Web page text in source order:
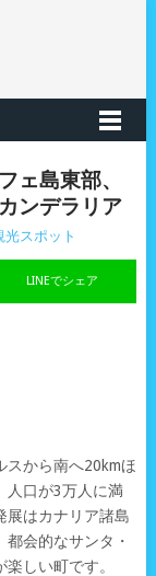
ェ島東部、
ンデラリア
光スポット
LINEでシェア
スから南へ20kmほ
人口が3万人に満
展はカナリア諸島
会的なサンタ・
しい町です。